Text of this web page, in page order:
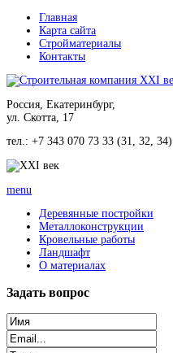
Главная
Карта сайта
Стройматериалы
Контакты
Россия, Екатеринбург,
ул. Скотта, 17
тел.: +7 343 070 73 33 (31, 32, 34)
menu
Деревянные постройки
Металлоконструкции
Кровельные работы
Ландшафт
О материалах
Задать вопрос